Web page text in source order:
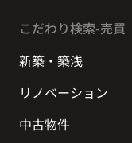
こだわり検索-売買
新築・築浅
リノベーション
中古物件